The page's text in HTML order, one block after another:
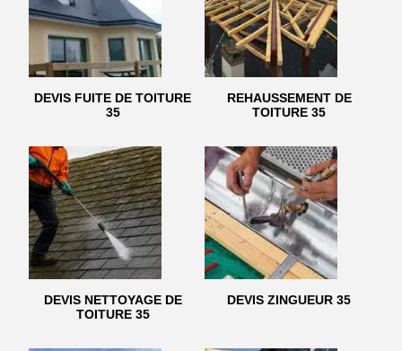
DEVIS FUITE DE TOITURE
35
REHAUSSEMENT DE
TOITURE 35
DEVIS NETTOYAGE DE
TOITURE 35
DEVIS ZINGUEUR 35